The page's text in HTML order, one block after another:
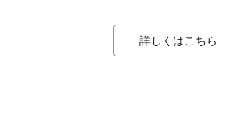
詳しくはこちら